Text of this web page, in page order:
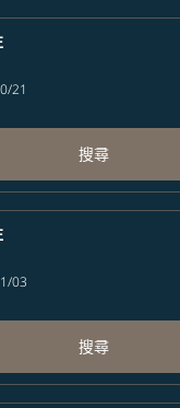
21
搜尋
03
搜尋